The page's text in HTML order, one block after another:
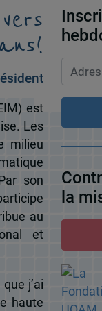
est
Les
milieu
son
au
et
j’ai
haute
la